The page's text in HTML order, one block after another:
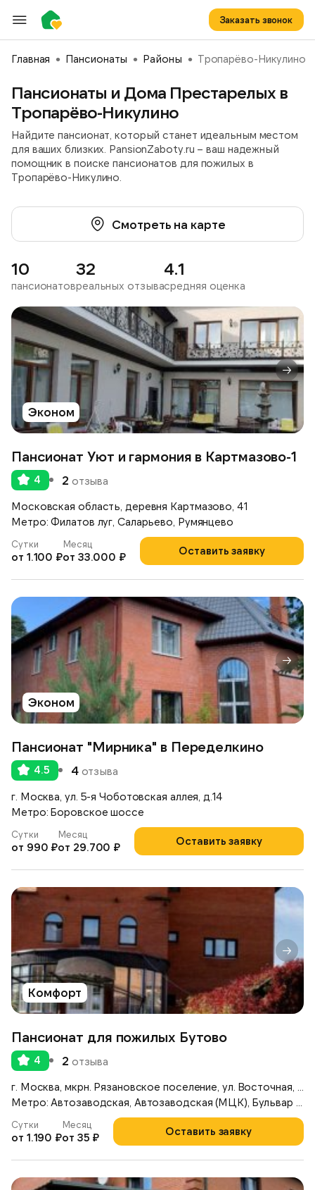
Заказать звонок
Главная Пансионаты Районы Тропарёво-Никулино
Пансионаты и Дома Престарелых в
Тропарёво-Никулино
Найдите пансионат, который станет идеальным местом
для ваших близких. PansionZaboty.ru – ваш надежный
помощник в поиске пансионатов для пожилых в
Тропарёво-Никулино.
Смотреть на карте
10
пансионатов
32
реальных отзыва
4.1
средняя оценка
Эконом
Пансионат Уют и гармония в Картмазово-1
4 2 отзыва
Московская область, деревня Картмазово, 41
Метро: Филатов луг, Саларьево, Румянцево
Оставить заявку
Сутки
от 1.100 ₽
Месяц
от 33.000 ₽
Эконом
Пансионат "Мирника" в Переделкино
4.5 4отзыва
г. Москва, ул. 5-я Чоботовская аллея, д.14
Метро: Боровское шоссе
Оставить заявку
Сутки
от 990 ₽
Месяц
от 29.700 ₽
Комфорт
Пансионат для пожилых Бутово
4 2 отзыва
Оставить заявку
Сутки
от 1.190 ₽
Месяц
от 35 ₽